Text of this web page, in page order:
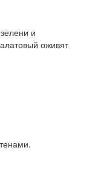
и
оживят